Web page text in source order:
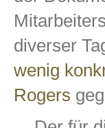
diverser
wenig
Rogers